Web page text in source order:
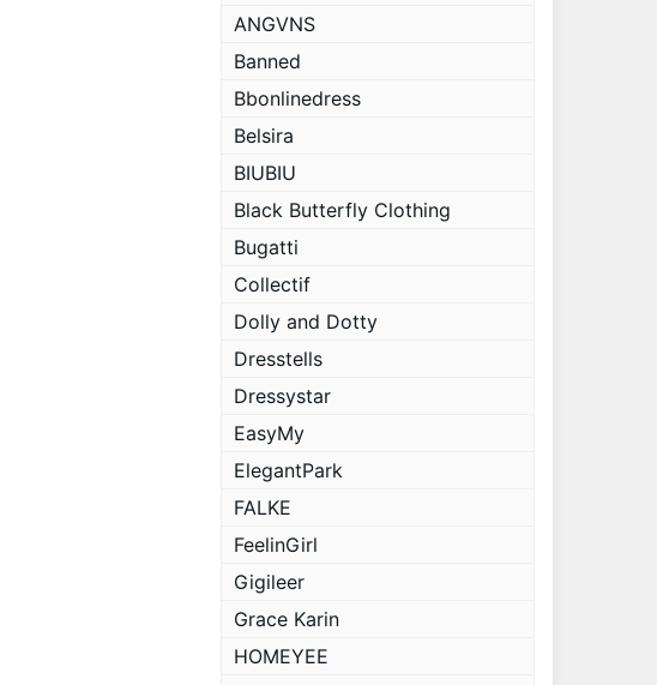
ANGVNS
Banned
Bbonlinedress
Belsira
BIUBIU
Black Butterfly Clothing
Bugatti
Collectif
Dolly and Dotty
Dresstells
Dressystar
EasyMy
ElegantPark
FALKE
FeelinGirl
Gigileer
Grace Karin
HOMEYEE